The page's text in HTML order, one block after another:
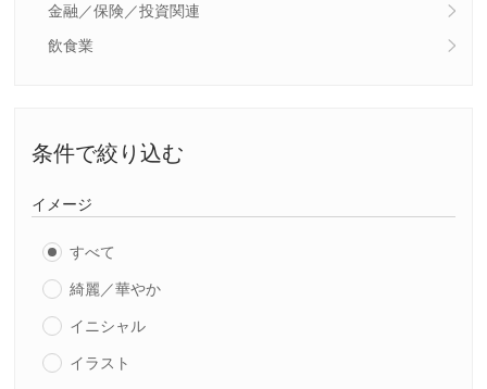
金融／保険／投資関連
飲食業
条件で絞り込む
イメージ
すべて
綺麗／華やか
イニシャル
イラスト